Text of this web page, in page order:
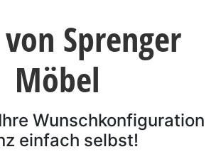
Sprenger
Möbel
Wunschkonfiguration
einfach selbst!